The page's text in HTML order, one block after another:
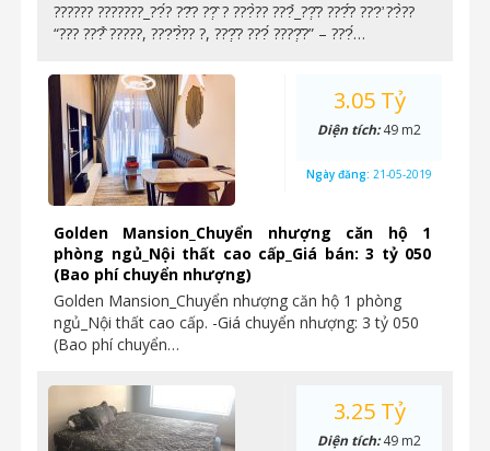
?????? ???????_??́? ??̆? ??̣̂ ? ???̀?? ???̉_??̣̂? ???̂́? ???̛ ??̀??
“??? ???̂̉ ?????, ???̛?̛̀?? ?, ???̣̂? ???́ ????̣̂?” – ???́…
Golden Mansion_Chuyển nhượng căn hộ 1
phòng ngủ_Nội thất cao cấp_Giá bán: 3 tỷ 050
(Bao phí chuyển nhượng)
Golden Mansion_Chuyển nhượng căn hộ 1 phòng
ngủ_Nội thất cao cấp. -Giá chuyển nhượng: 3 tỷ 050
(Bao phí chuyển…
3.05 Tỷ
Diện tích:49 m2
Ngày đăng: 21-05-2019
3.25 Tỷ
Diện tích:49 m2